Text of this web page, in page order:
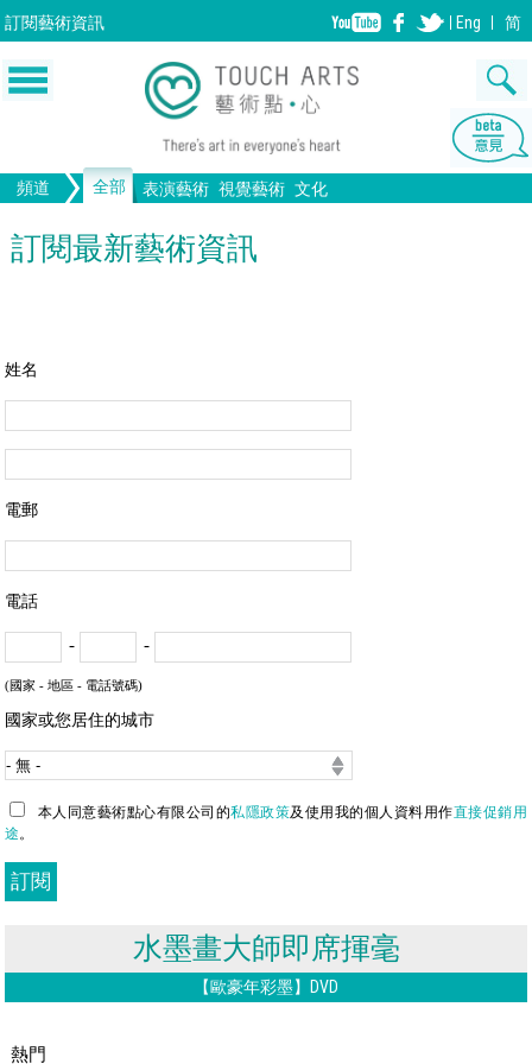
訂閱藝術資訊 Eng 简
頻道 全部 表演藝術 視覺藝術 文化
音樂 舞蹈
歌劇/音樂劇
中國戲曲
繪畫 畫圖
手工藝
雕塑
生活 文物
訂閱最新藝術資訊
姓名
電郵
電話
- -
(國家 - 地區 - 電話號碼)
國家或您居住的城市
本人同意藝術點心有限公司的私隱政策及使用我的個人資料用作直接促銷用
途。
水墨畫大師即席揮毫
【歐豪年彩墨】DVD
熱門